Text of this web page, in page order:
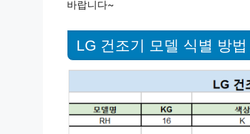
바랍니다~
LG 건조기 모델 식별 방법